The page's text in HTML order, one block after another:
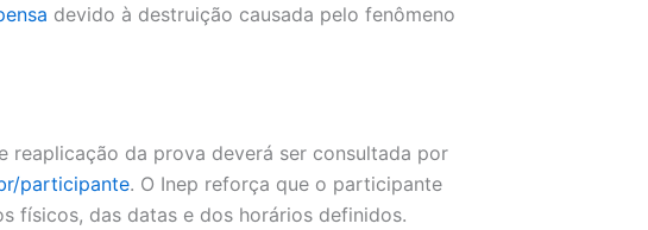
devido à destruição causada pelo fenômeno
da prova deverá ser consultada por
participante. O Inep reforça que o participante
físicos, das datas e dos horários definidos.